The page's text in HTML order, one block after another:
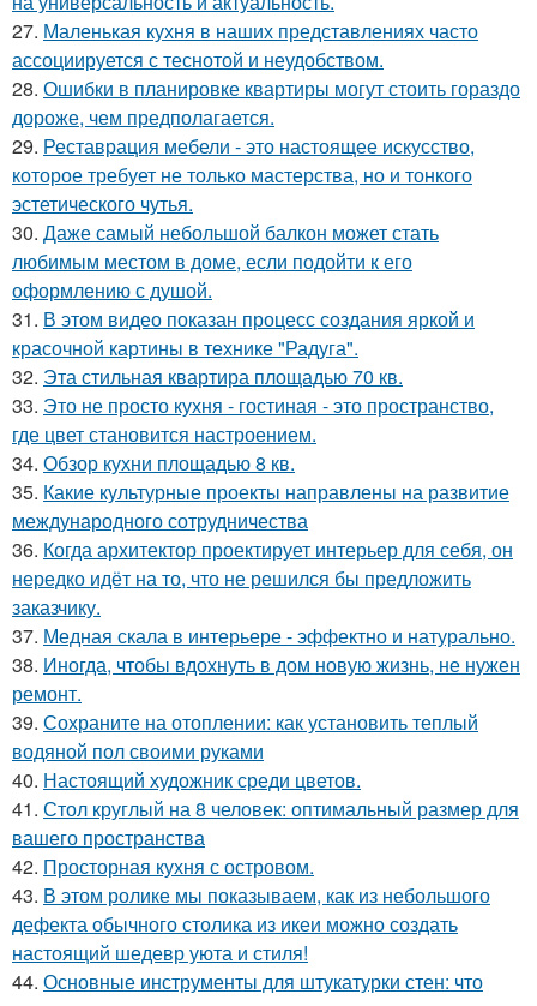
27. Маленькая кухня в наших представлениях часто
ассоциируется с теснотой и неудобством.
28. Ошибки в планировке квартиры могут стоить гораздо
дороже, чем предполагается.
29. Реставрация мебели - это настоящее искусство,
которое требует не только мастерства, но и тонкого
эстетического чутья.
30. Даже самый небольшой балкон может стать
любимым местом в доме, если подойти к его
оформлению с душой.
31. В этом видео показан процесс создания яркой и
красочной картины в технике "Радуга".
32. Эта стильная квартира площадью 70 кв.
33. Это не просто кухня - гостиная - это пространство,
где цвет становится настроением.
34. Обзор кухни площадью 8 кв.
35. Какие культурные проекты направлены на развитие
международного сотрудничества
36. Когда архитектор проектирует интерьер для себя, он
нередко идёт на то, что не решился бы предложить
заказчику.
37. Медная скала в интерьере - эффектно и натурально.
38. Иногда, чтобы вдохнуть в дом новую жизнь, не нужен
ремонт.
39. Сохраните на отоплении: как установить теплый
водяной пол своими руками
40. Настоящий художник среди цветов.
41. Стол круглый на 8 человек: оптимальный размер для
вашего пространства
42. Просторная кухня с островом.
43. В этом ролике мы показываем, как из небольшого
дефекта обычного столика из икеи можно создать
настоящий шедевр уюта и стиля!
44. Основные инструменты для штукатурки стен: что